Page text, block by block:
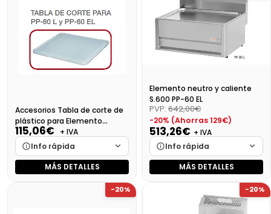
Disponibilidad
Cargando…
Precio final (+21%) 476,89 €
Disponibilidad
Cargando…
Precio final (+21%) 392,97 €
Accesorios Tabla de corte de
plástico para Elemento
neutro
115,06€
+ IVA
Info rápida
Marca
Cargando…
Cargando…
MÁS DETALLES
Elemento neutro y caliente
S.600 PP-60 EL
PVP: 642,00€
-20% (Ahorras 129€)
513,26€ + IVA
Info rápida
Marca
Cargando…
Cargando…
Cargando…
MÁS DETALLES
-20% -20%